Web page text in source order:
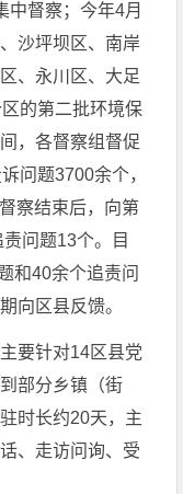
中督察；今年4月
沙坪坝区、南岸
、永川区、大足
的第二批环境保
，各督察组督促
问题3700余个，
察结束后，向第
问题13个。目
和40余个追责问
向区县反馈。
要针对14区县党
部分乡镇（街
时长约20天，主
、走访问询、受